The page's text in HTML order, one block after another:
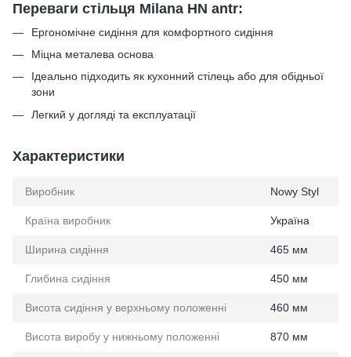
Переваги стільця Milana HN antr:
Ергономічне сидіння для комфортного сидіння
Міцна металева основа
Ідеально підходить як кухонний стілець або для обідньої
зони
Легкий у догляді та експлуатації
Характеристики
Виробник Nowy Styl
Країна виробник Україна
Ширина сидіння 465 мм
Глибина сидіння 450 мм
Висота сидіння у верхньому положенні 460 мм
Висота виробу у нижньому положенні 870 мм